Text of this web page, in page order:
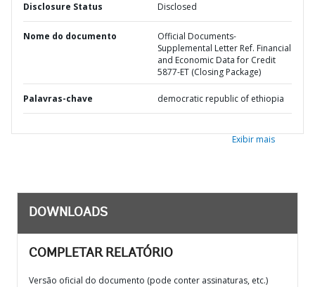
Disclosure Status Disclosed
Nome do documento
Official Documents-
Supplemental Letter Ref. Financial
and Economic Data for Credit
5877-ET (Closing Package)
Palavras-chave democratic republic of ethiopia
Exibir mais
DOWNLOADS
COMPLETAR RELATÓRIO
Versão oficial do documento (pode conter assinaturas, etc.)